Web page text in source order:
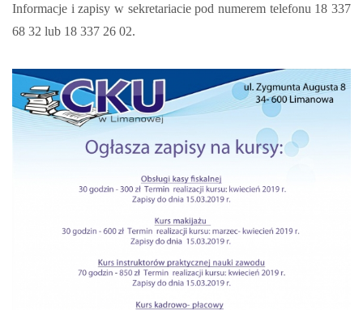
Informacje i zapisy w sekretariacie pod numerem telefonu 18 337
68 32 lub 18 337 26 02.